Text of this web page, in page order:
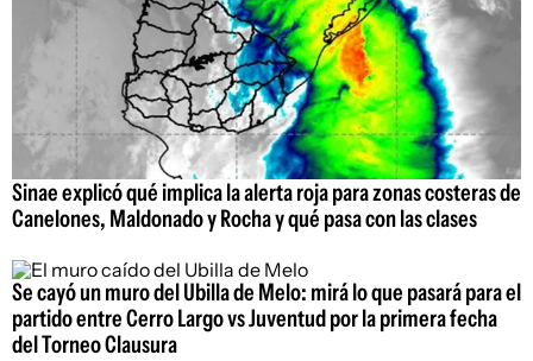
Sinae explicó qué implica la alerta roja para zonas costeras de
Canelones, Maldonado y Rocha y qué pasa con las clases
Se cayó un muro del Ubilla de Melo: mirá lo que pasará para el
partido entre Cerro Largo vs Juventud por la primera fecha
del Torneo Clausura